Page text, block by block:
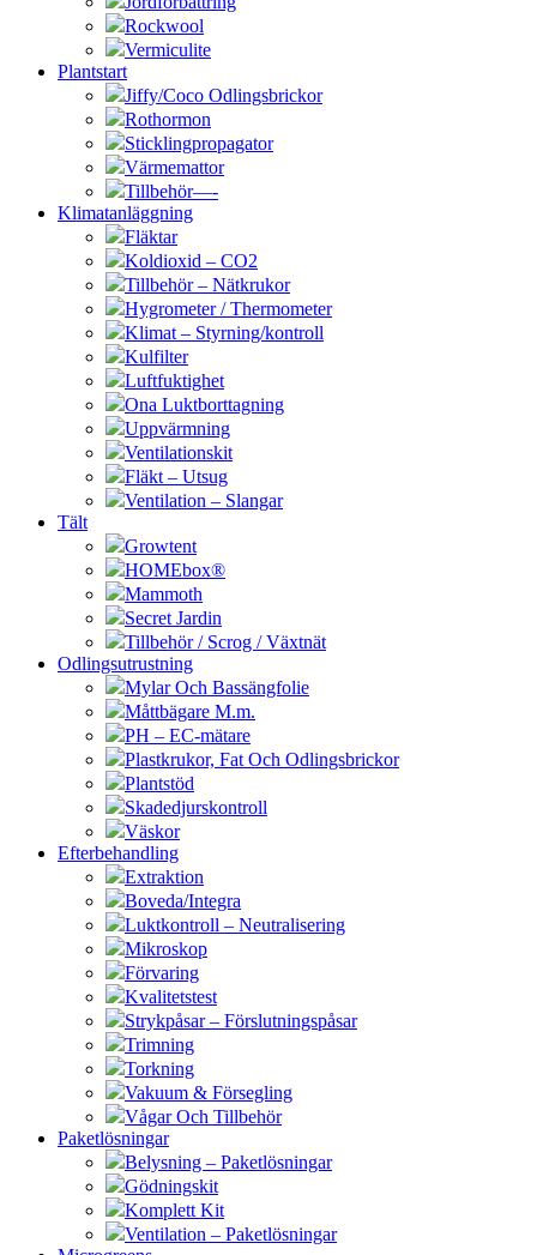
Rockwool
Vermiculite
Plantstart
Jiffy/Coco Odlingsbrickor
Rothormon
Sticklingpropagator
Värmemattor
Tillbehör—-
Klimatanläggning
Fläktar
Koldioxid – CO2
Tillbehör – Nätkrukor
Hygrometer / Thermometer
Klimat – Styrning/kontroll
Kulfilter
Luftfuktighet
Ona Luktborttagning
Uppvärmning
Ventilationskit
Fläkt – Utsug
Ventilation – Slangar
Tält
Growtent
HOMEbox®
Mammoth
Secret Jardin
Tillbehör / Scrog / Växtnät
Odlingsutrustning
Mylar Och Bassängfolie
Måttbägare M.m.
PH – EC-mätare
Plastkrukor, Fat Och Odlingsbrickor
Plantstöd
Skadedjurskontroll
Väskor
Efterbehandling
Extraktion
Boveda/Integra
Luktkontroll – Neutralisering
Mikroskop
Förvaring
Kvalitetstest
Strykpåsar – Förslutningspåsar
Trimning
Torkning
Vakuum & Försegling
Vågar Och Tillbehör
Paketlösningar
Belysning – Paketlösningar
Gödningskit
Komplett Kit
Ventilation – Paketlösningar